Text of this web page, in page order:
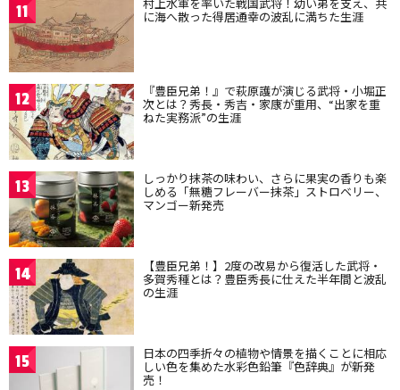
11 に海へ散った得居通幸の波乱に満ちた生涯
12 『豊臣兄弟！』で萩原護が演じる武将・小堀正
次とは？秀長・秀吉・家康が重用、“出家を重
ねた実務派”の生涯
13 しっかり抹茶の味わい、さらに果実の香りも楽
しめる「無糖フレーバー抹茶」ストロベリー、
マンゴー新発売
14 【豊臣兄弟！】2度の改易から復活した武将・
多賀秀種とは？豊臣秀長に仕えた半年間と波乱
の生涯
15 日本の四季折々の植物や情景を描くことに相応
しい色を集めた水彩色鉛筆『色辞典』が新発
売！